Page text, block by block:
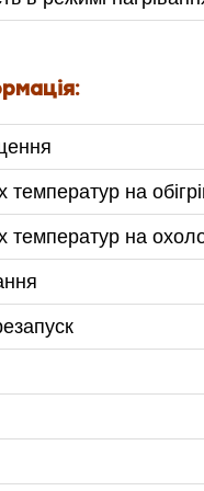
температур на
температур на